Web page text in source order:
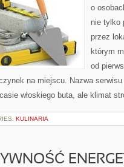
o
nie tylko
przez
którym
od
na miejscu. Nazwa
włoskiego buta, ale klimat
KULINARIA